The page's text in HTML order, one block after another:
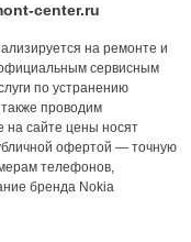
center.ru
на ремонте и
сервисным
по устранению
проводим
на сайте цены носят
офертой — точную
телефонов,
бренда Nokia